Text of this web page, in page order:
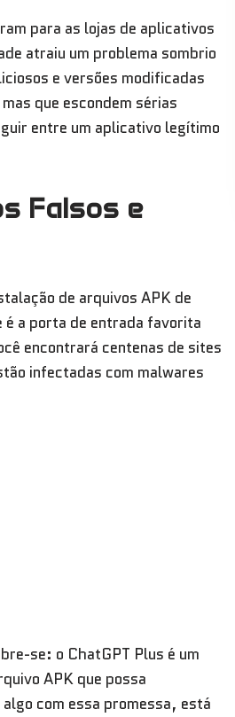
para as lojas de aplicativos
atraiu um problema sombrio
e versões modificadas
que escondem sérias
entre um aplicativo legítimo
Falsos e
de arquivos APK de
a porta de entrada favorita
encontrará centenas de sites
infectadas com malwares
se: o ChatGPT Plus é um
APK que possa
com essa promessa, está